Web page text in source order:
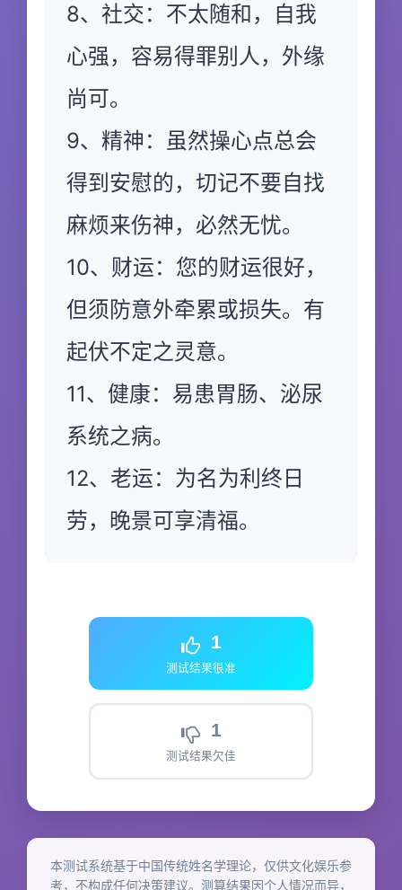
8、社交：不太随和，自我
心强，容易得罪别人，外缘
尚可。
9、精神：虽然操心点总会
得到安慰的，切记不要自找
麻烦来伤神，必然无忧。
10、财运：您的财运很好，
但须防意外牵累或损失。有
起伏不定之灵意。
11、健康：易患胃肠、泌尿
系统之病。
12、老运：为名为利终日
劳，晚景可享清福。
1
测试结果很准
1
测试结果欠佳
本测试系统基于中国传统姓名学理论，仅供文化娱乐参
考，不构成任何决策建议。测算结果因个人情况而异，